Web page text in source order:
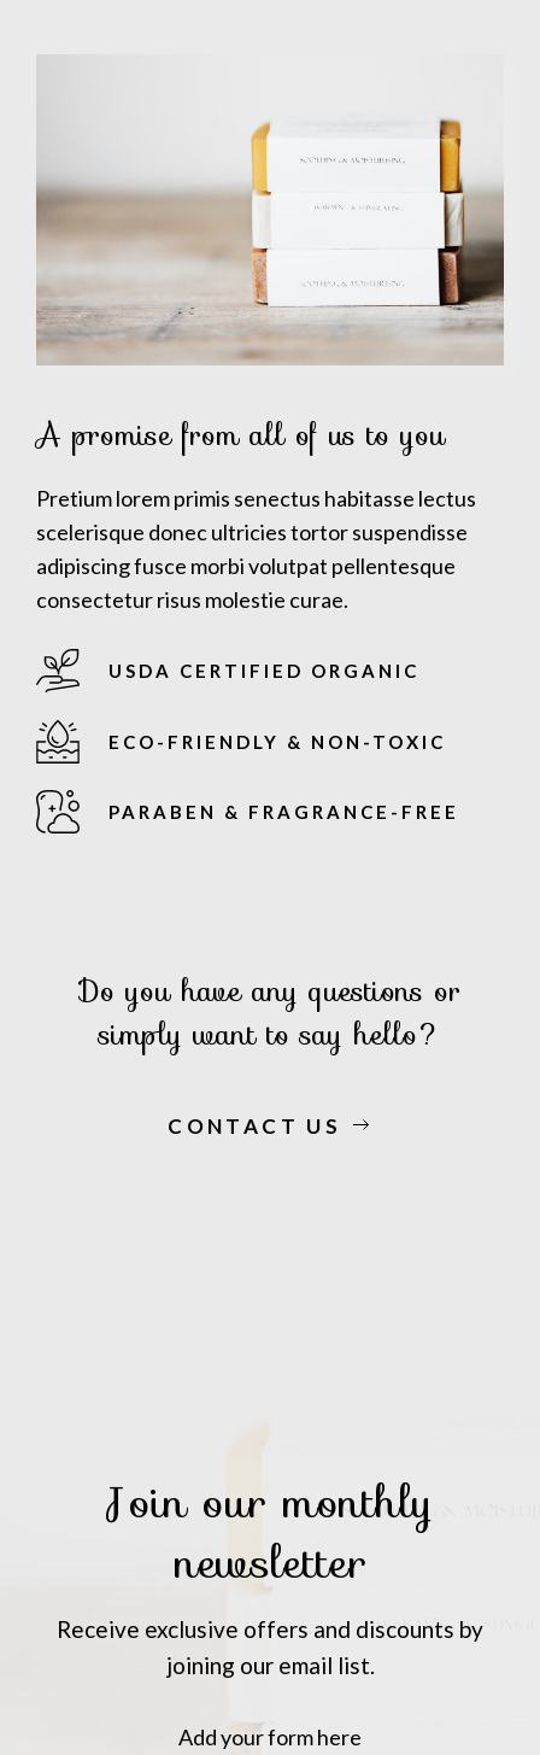
A promise from all of us to you
Pretium lorem primis senectus habitasse lectus
scelerisque donec ultricies tortor suspendisse
adipiscing fusce morbi volutpat pellentesque
consectetur risus molestie curae.
USDA CERTIFIED ORGANIC
ECO-FRIENDLY & NON-TOXIC
PARABEN & FRAGRANCE-FREE
Do you have any questions or
simply want to say hello?
CONTACT US
Join our monthly
newsletter
Receive exclusive offers and discounts by
joining our email list.
Add your form here